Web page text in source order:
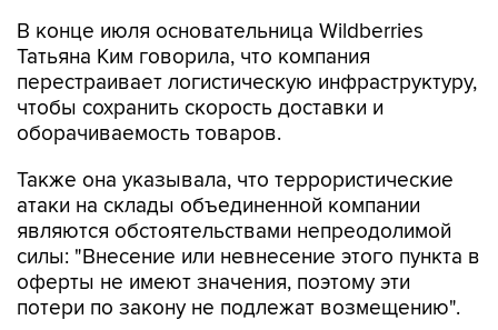
В конце июля основательница Wildberries
Татьяна Ким говорила, что компания
перестраивает логистическую инфраструктуру,
чтобы сохранить скорость доставки и
оборачиваемость товаров.
Также она указывала, что террористические
атаки на склады объединенной компании
являются обстоятельствами непреодолимой
силы: "Внесение или невнесение этого пункта в
оферты не имеют значения, поэтому эти
потери по закону не подлежат возмещению".